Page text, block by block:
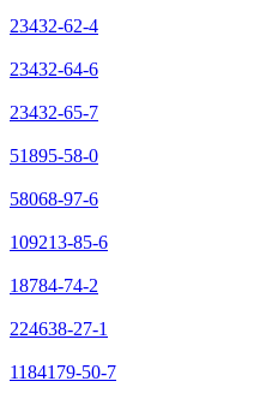
23432-62-4
23432-64-6
23432-65-7
51895-58-0
58068-97-6
109213-85-6
18784-74-2
224638-27-1
1184179-50-7